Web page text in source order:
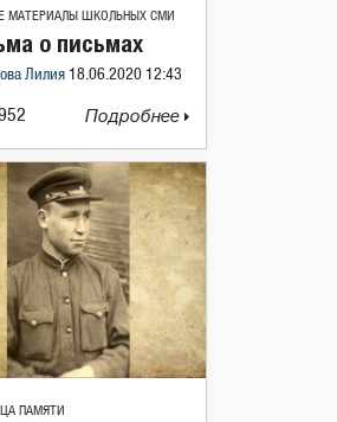
МАТЕРИАЛЫ ШКОЛЬНЫХ СМИ
о письмах
Лилия 18.06.2020 12:43
Подробнее
ПАМЯТИ